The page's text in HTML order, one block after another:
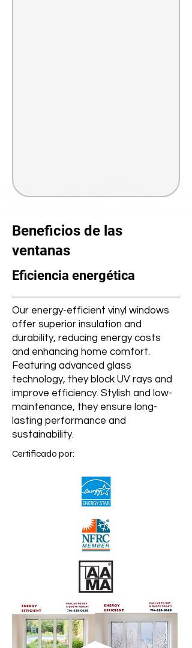
Beneficios de las
ventanas
Eficiencia energética
Our energy-efficient vinyl windows
offer superior insulation and
durability, reducing energy costs
and enhancing home comfort.
Featuring advanced glass
technology, they block UV rays and
improve efficiency. Stylish and low-
maintenance, they ensure long-
lasting performance and
sustainability.
Certificado por: